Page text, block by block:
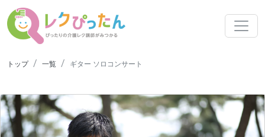
トップ 一覧 ギター ソロコンサート